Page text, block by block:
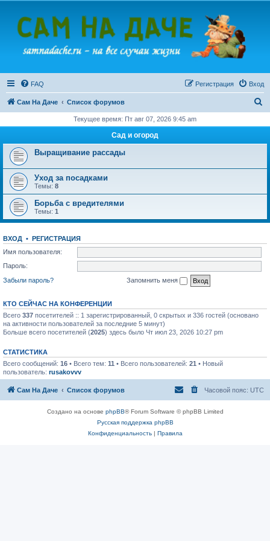
FAQ Вход
Регистрация
Сам На Даче Список форумов
с
Текущее время: Пт авг 07, 2026 9:45 am
Сад и огород
Выращивание рассады
Уход за посадками
Темы: 8
Борьба с вредителями
Темы: 1
ВХОД • РЕГИСТРАЦИЯ
Имя пользователя:
Пароль:
Забыли пароль?
Запомнить меня
КТО СЕЙЧАС НА КОНФЕРЕНЦИИ
Всего 337 посетителей :: 1 зарегистрированный, 0 скрытых и 336 гостей (основано
на активности пользователей за последние 5 минут)
Больше всего посетителей (2025) здесь было Чт июл 23, 2026 10:27 pm
СТАТИСТИКА
Всего сообщений: 16 • Всего тем: 11 • Всего пользователей: 21 • Новый
пользователь: rusakovvv
Сам На Даче Список форумов Часовой пояс: UTC
Создано на основе phpBB® Forum Software © phpBB Limited
Русская поддержка phpBB
Конфиденциальность| Правила